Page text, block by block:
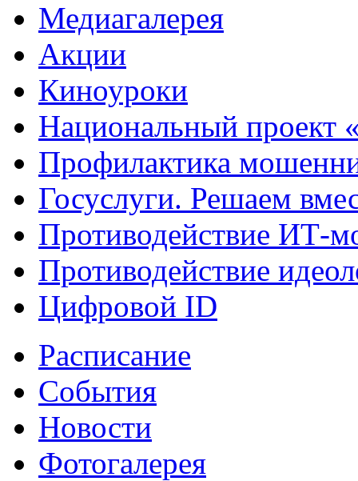
Медиагалерея
Акции
Киноуроки
Национальный проект
Профилактика
Госуслуги. Решаем
Противодействие ИТ-
Противодействие
Цифровой ID
Расписание
События
Новости
Фотогалерея